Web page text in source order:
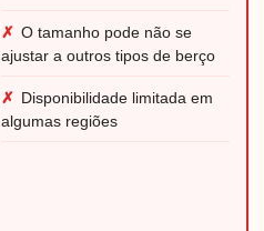
✗ O tamanho pode não se
ajustar a outros tipos de berço
✗ Disponibilidade limitada em
algumas regiões